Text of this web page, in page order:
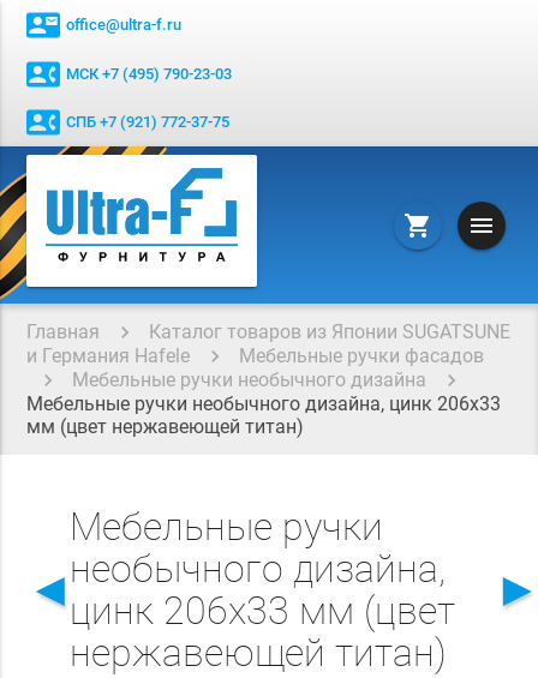
contact_mail office@ultra-f.ru
contact_phone МСК +7 (495) 790-23-03
contact_phone СПБ +7 (921) 772-37-75
shopping_cart menu
Главная
Каталог товаров из Японии SUGATSUNE
и Германия Hafele
Мебельные ручки фасадов
Мебельные ручки необычного дизайна
Мебельные ручки необычного дизайна, цинк 206x33
мм (цвет нержавеющей титан)
◄
Мебельные ручки
необычного дизайна,
цинк 206x33 мм (цвет
нержавеющей титан)